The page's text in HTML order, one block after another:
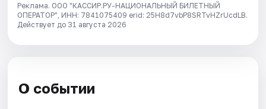
Реклама. ООО "КАССИР.РУ-НАЦИОНАЛЬНЫЙ БИЛЕТНЫЙ
ОПЕРАТОР", ИНН: 7841075409 erid: 25H8d7vbP8SRTvHZrUcdLB.
Действует до 31 августа 2026
О событии